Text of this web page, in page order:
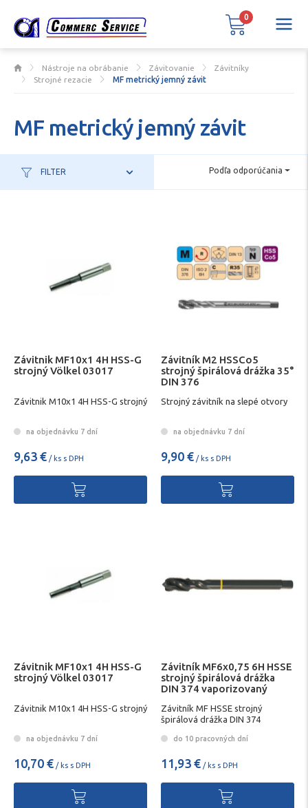
Nástroje na obrábanie Závitovanie
Závitníky
Strojné rezacie
MF metrický jemný závit
MF metrický jemný závit
FILTER Podľa odporúčania
Závitnik MF10x1 4H HSS-G
strojný Völkel 03017
Závitnik M10x1 4H HSS-G strojný
na objednávku 7 dní
9,63 € / ks s DPH
Závitník M2 HSSCo5
strojný špirálová drážka 35°
DIN 376
Strojný závitník na slepé otvory
na objednávku 7 dní
9,90 € / ks s DPH
Závitnik MF10x1 4H HSS-G
strojný Völkel 03017
Závitnik M10x1 4H HSS-G strojný
na objednávku 7 dní
10,70 € / ks s DPH
Závitník MF6x0,75 6H HSSE
strojný špirálová drážka
DIN 374 vaporizovaný
Závitník MF HSSE strojný
špirálová drážka DIN 374
do 10 pracovných dní
11,93 € / ks s DPH
0